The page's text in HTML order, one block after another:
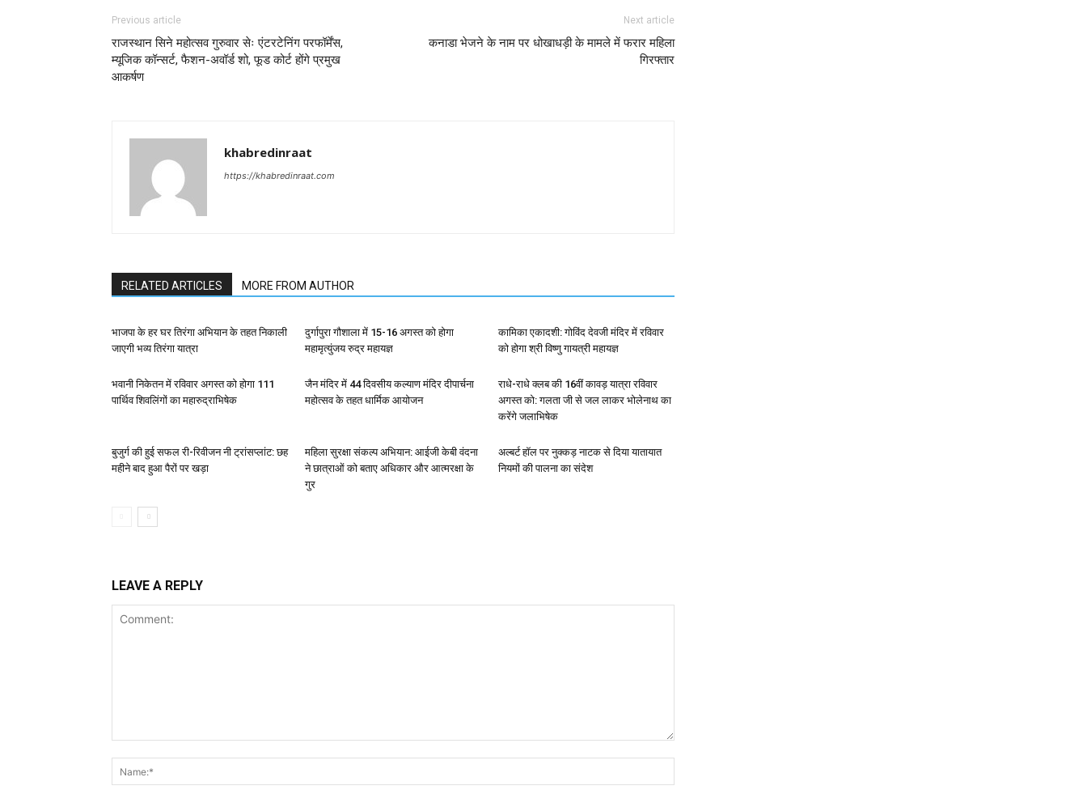
Previous article
राजस्थान सिने महोत्सव गुरुवार सेः एंटरटेनिंग परफॉर्मेंस,
म्यूजिक कॉन्सर्ट, फैशन-अवॉर्ड शो, फूड कोर्ट होंगे प्रमुख
आकर्षण
Next article
कनाडा भेजने के नाम पर धोखाधड़ी के मामले में फरार महिला
गिरफ्तार
khabredinraat
https://khabredinraat.com
RELATED ARTICLES MORE FROM AUTHOR
भाजपा के हर घर तिरंगा अभियान के तहत निकाली
जाएगी भव्य तिरंगा यात्रा
दुर्गापुरा गौशाला में 15-16 अगस्त को होगा
महामृत्युंजय रुद्र महायज्ञ
कामिका एकादशी: गोविंद देवजी मंदिर में रविवार
को होगा श्री विष्णु गायत्री महायज्ञ
भवानी निकेतन में रविवार अगस्त को होगा 111
पार्थिव शिवलिंगों का महारुद्राभिषेक
जैन मंदिर में 44 दिवसीय कल्याण मंदिर दीपार्चना
महोत्सव के तहत धार्मिक आयोजन
राधे-राधे क्लब की 16वीं कावड़ यात्रा रविवार
अगस्त को: गलता जी से जल लाकर भोलेनाथ का
करेंगे जलाभिषेक
बुजुर्ग की हुई सफल री-रिवीजन नी ट्रांसप्लांट: छह
महीने बाद हुआ पैरों पर खड़ा
महिला सुरक्षा संकल्प अभियान: आईजी केबी वंदना
ने छात्राओं को बताए अधिकार और आत्मरक्षा के
गुर
अल्बर्ट हॉल पर नुक्कड़ नाटक से दिया यातायात
नियमों की पालना का संदेश
LEAVE A REPLY